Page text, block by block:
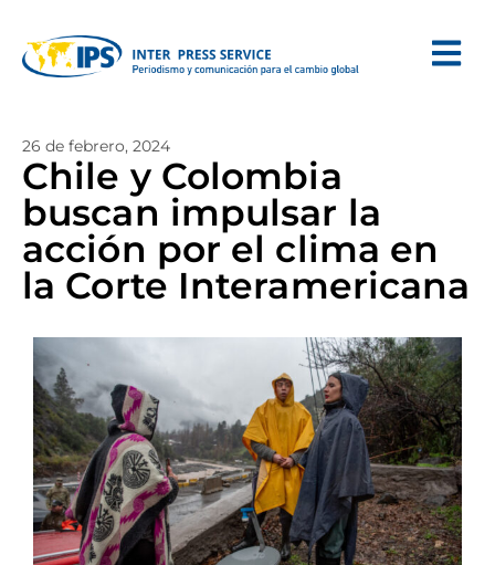
26 de febrero, 2024
Chile y Colombia
buscan impulsar la
acción por el clima en
la Corte Interamericana